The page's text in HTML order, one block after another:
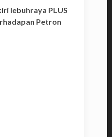
lebuhraya PLUS
Petron